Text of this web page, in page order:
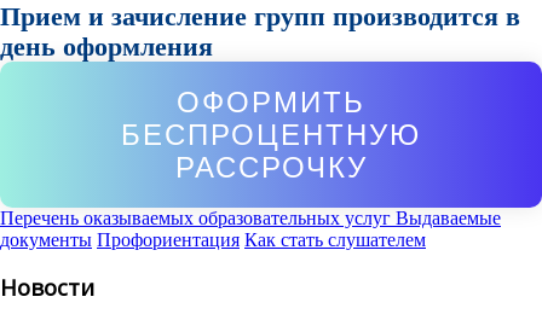
Прием и зачисление групп производится в
день оформления
ОФОРМИТЬ
БЕСПРОЦЕНТНУЮ
РАССРОЧКУ
Перечень оказываемых образовательных услуг Выдаваемые
документы Профориентация Как стать слушателем
Новости